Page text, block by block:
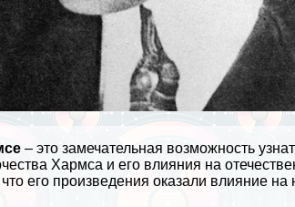
– это замечательная возможность
Хармса и его влияния на
его произведения оказали влияние на